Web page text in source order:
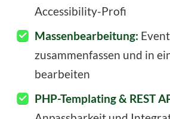
Accessibility-Profi
Massenbearbeitung:
zusammenfassen und in
bearbeiten
PHP-Templating & REST